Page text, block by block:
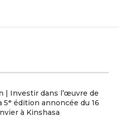
| Investir dans l’œuvre de
5ᵉ édition annoncée du 16
à Kinshasa